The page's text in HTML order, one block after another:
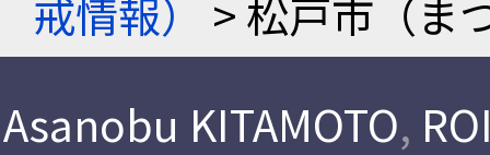
戒情報）
> 松戸市（ま
Asanobu KITAMOTO,